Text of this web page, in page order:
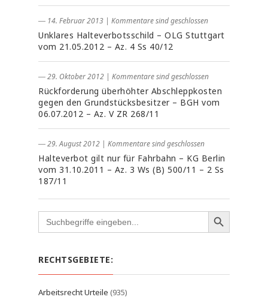
― 14. Februar 2013 | Kommentare sind geschlossen
Unklares Halteverbotsschild – OLG Stuttgart
vom 21.05.2012 – Az. 4 Ss 40/12
― 29. Oktober 2012 | Kommentare sind geschlossen
Rückforderung überhöhter Abschleppkosten
gegen den Grundstücksbesitzer – BGH vom
06.07.2012 – Az. V ZR 268/11
― 29. August 2012 | Kommentare sind geschlossen
Halteverbot gilt nur für Fahrbahn – KG Berlin
vom 31.10.2011 – Az. 3 Ws (B) 500/11 – 2 Ss
187/11
Search
for:
RECHTSGEBIETE:
Arbeitsrecht Urteile (935)